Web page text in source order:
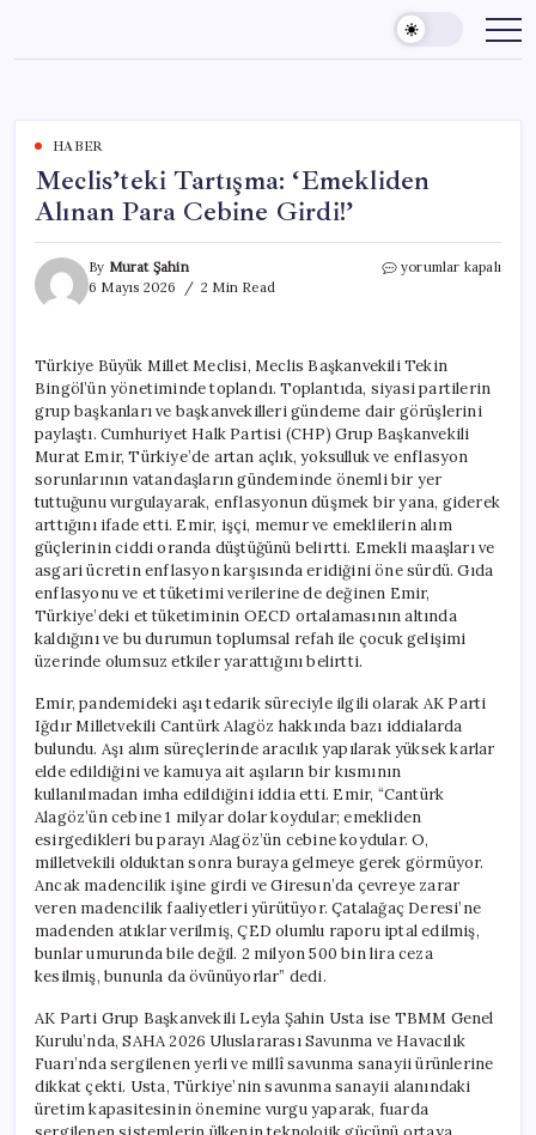
content
HABER
Meclis’teki Tartışma: ‘Emekliden
Alınan Para Cebine Girdi!’
By Murat Şahin
6 Mayıs 2026
2 Min Read
Meclis’teki
Cebine
Girdi!’
için
yorumlar kapalı
Türkiye Büyük Millet Meclisi, Meclis Başkanvekili Tekin
Bingöl’ün yönetiminde toplandı. Toplantıda, siyasi partilerin
grup başkanları ve başkanvekilleri gündeme dair görüşlerini
paylaştı. Cumhuriyet Halk Partisi (CHP) Grup Başkanvekili
Murat Emir, Türkiye’de artan açlık, yoksulluk ve enflasyon
sorunlarının vatandaşların gündeminde önemli bir yer
tuttuğunu vurgulayarak, enflasyonun düşmek bir yana, giderek
arttığını ifade etti. Emir, işçi, memur ve emeklilerin alım
güçlerinin ciddi oranda düştüğünü belirtti. Emekli maaşları ve
asgari ücretin enflasyon karşısında eridiğini öne sürdü. Gıda
enflasyonu ve et tüketimi verilerine de değinen Emir,
Türkiye’deki et tüketiminin OECD ortalamasının altında
kaldığını ve bu durumun toplumsal refah ile çocuk gelişimi
üzerinde olumsuz etkiler yarattığını belirtti.
Emir, pandemideki aşı tedarik süreciyle ilgili olarak AK Parti
Iğdır Milletvekili Cantürk Alagöz hakkında bazı iddialarda
bulundu. Aşı alım süreçlerinde aracılık yapılarak yüksek karlar
elde edildiğini ve kamuya ait aşıların bir kısmının
kullanılmadan imha edildiğini iddia etti. Emir, “Cantürk
Alagöz’ün cebine 1 milyar dolar koydular; emekliden
esirgedikleri bu parayı Alagöz’ün cebine koydular. O,
milletvekili olduktan sonra buraya gelmeye gerek görmüyor.
Ancak madencilik işine girdi ve Giresun’da çevreye zarar
veren madencilik faaliyetleri yürütüyor. Çatalağaç Deresi’ne
madenden atıklar verilmiş, ÇED olumlu raporu iptal edilmiş,
bunlar umurunda bile değil. 2 milyon 500 bin lira ceza
kesilmiş, bununla da övünüyorlar” dedi.
AK Parti Grup Başkanvekili Leyla Şahin Usta ise TBMM Genel
Kurulu’nda, SAHA 2026 Uluslararası Savunma ve Havacılık
Fuarı’nda sergilenen yerli ve millî savunma sanayii ürünlerine
dikkat çekti. Usta, Türkiye’nin savunma sanayii alanındaki
üretim kapasitesinin önemine vurgu yaparak, fuarda